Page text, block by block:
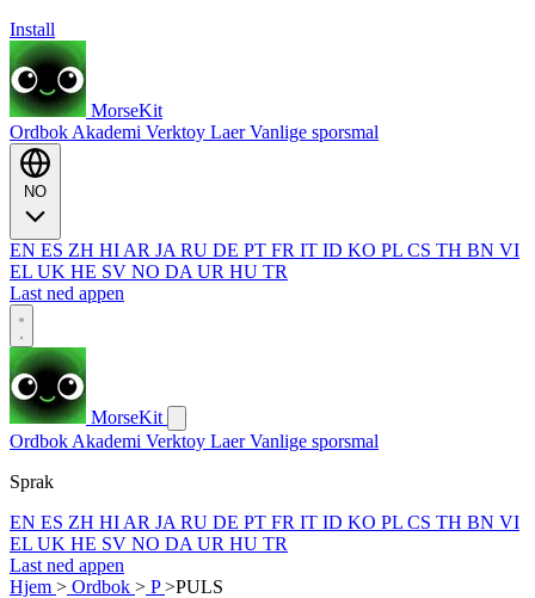
Install
MorseKit
Ordbok Akademi Verktoy LaerVanlige sporsmal
EN ES ZH HI AR JA RU DE PT FR IT ID KO PL CS TH BN VI
EL UK HE SV NO DA UR HU TR
Last ned appen
MorseKit
Ordbok Akademi Verktoy LaerVanlige sporsmal
Sprak
EN ES ZH HI AR JA RU DE PT FR IT ID KO PL CS TH BN VI
EL UK HE SV NO DA UR HU TR
Last ned appen
Hjem > Ordbok > P>PULS